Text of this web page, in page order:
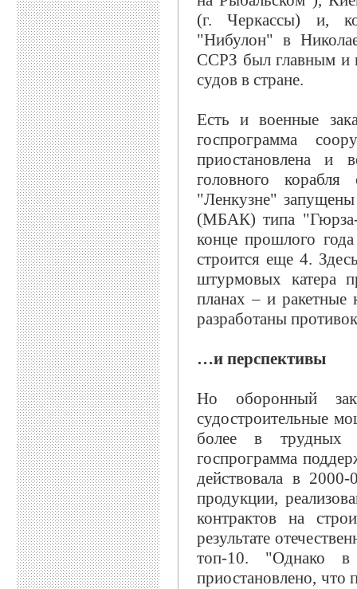
(г. Черкассы) и,
"Нибулон" в
ССРЗ был главным и
судов в стране.
Есть и военные
госпрограмма
приостановлена и
головного
"Ленкузне"
(МБАК) типа
конце прошлого
строится еще 4.
штурмовых катера
планах – и ракетные
разработаны
…и перспективы
Но оборонный
судостроительные
более в трудных
госпрограмма
действовала в
продукции,
контрактов на
результате
топ-10. "Однако
приостановлено, что